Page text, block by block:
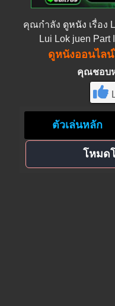
คุณกำลัง ดูหนัง เรื่อง
Lui Lok juen Part
ดูหนังออนไล
คุณชอบห
ตัวเล่นหลัก
โหมด